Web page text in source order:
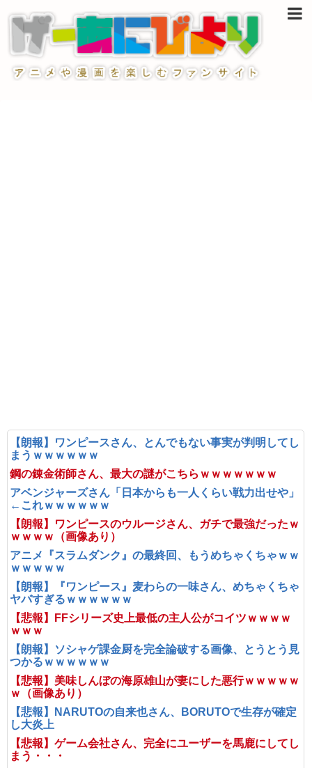
【朗報】ワンピースさん、とんでもない事実が判明してし
まうｗｗｗｗｗｗ
鋼の錬金術師さん、最大の謎がこちらｗｗｗｗｗｗｗ
アベンジャーズさん「日本からも一人くらい戦力出せや」
←これｗｗｗｗｗｗ
【朗報】ワンピースのウルージさん、ガチで最強だったｗ
ｗｗｗｗ（画像あり）
アニメ『スラムダンク』の最終回、もうめちゃくちゃｗｗ
ｗｗｗｗｗ
【朗報】『ワンピース』麦わらの一味さん、めちゃくちゃ
ヤバすぎるｗｗｗｗｗｗ
【悲報】FFシリーズ史上最低の主人公がコイツｗｗｗｗ
ｗｗｗ
【朗報】ソシャゲ課金厨を完全論破する画像、とうとう見
つかるｗｗｗｗｗｗ
【悲報】美味しんぼの海原雄山が妻にした悪行ｗｗｗｗｗ
ｗ（画像あり）
【悲報】NARUTOの自来也さん、BORUTOで生存が確定
し大炎上
【悲報】ゲーム会社さん、完全にユーザーを馬鹿にしてし
まう・・・